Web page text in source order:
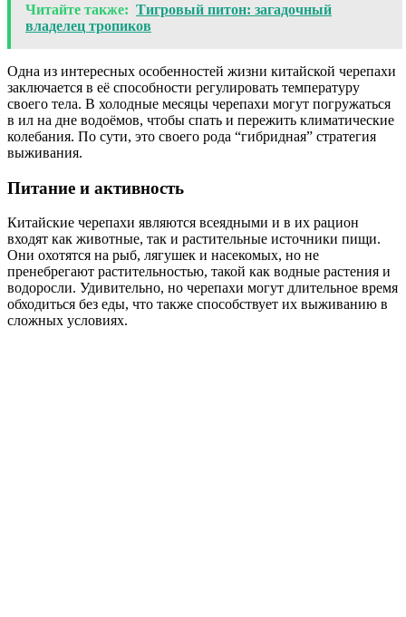
Читайте также: Тигровый питон: загадочный
владелец тропиков
Одна из интересных особенностей жизни китайской черепахи
заключается в её способности регулировать температуру
своего тела. В холодные месяцы черепахи могут погружаться
в ил на дне водоёмов, чтобы спать и пережить климатические
колебания. По сути, это своего рода “гибридная” стратегия
выживания.
Питание и активность
Китайские черепахи являются всеядными и в их рацион
входят как животные, так и растительные источники пищи.
Они охотятся на рыб, лягушек и насекомых, но не
пренебрегают растительностью, такой как водные растения и
водоросли. Удивительно, но черепахи могут длительное время
обходиться без еды, что также способствует их выживанию в
сложных условиях.